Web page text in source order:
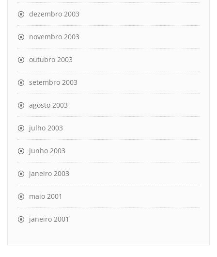
dezembro 2003
novembro 2003
outubro 2003
setembro 2003
agosto 2003
julho 2003
junho 2003
janeiro 2003
maio 2001
janeiro 2001